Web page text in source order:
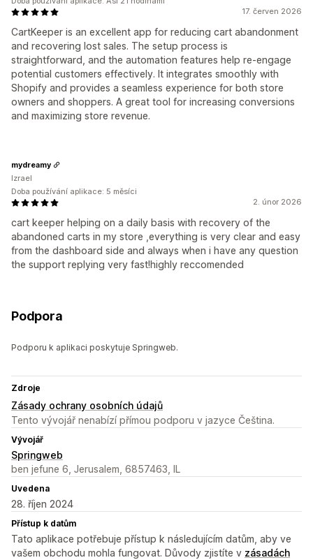
17. červen 2026
CartKeeper is an excellent app for reducing cart abandonment
and recovering lost sales. The setup process is
straightforward, and the automation features help re-engage
potential customers effectively. It integrates smoothly with
Shopify and provides a seamless experience for both store
owners and shoppers. A great tool for increasing conversions
and maximizing store revenue.
2. únor 2026
cart keeper helping on a daily basis with recovery of the
abandoned carts in my store ,everything is very clear and easy
from the dashboard side and always when i have any question
the support replying very fast!highly reccomended
mydreamy
Izrael
Doba používání aplikace: 5 měsíci
Podpora
Podporu k aplikaci poskytuje Springweb.
Zdroje
Zásady ochrany osobních údajů
Tento vývojář nenabízí přímou podporu v jazyce Čeština.
Vývojář
Springweb
ben jefune 6, Jerusalem, 6857463, IL
Uvedena
28. říjen 2024
Přístup k datům
Tato aplikace potřebuje přístup k následujícím datům, aby ve
vašem obchodu mohla fungovat. Důvody zjistíte v zásadách